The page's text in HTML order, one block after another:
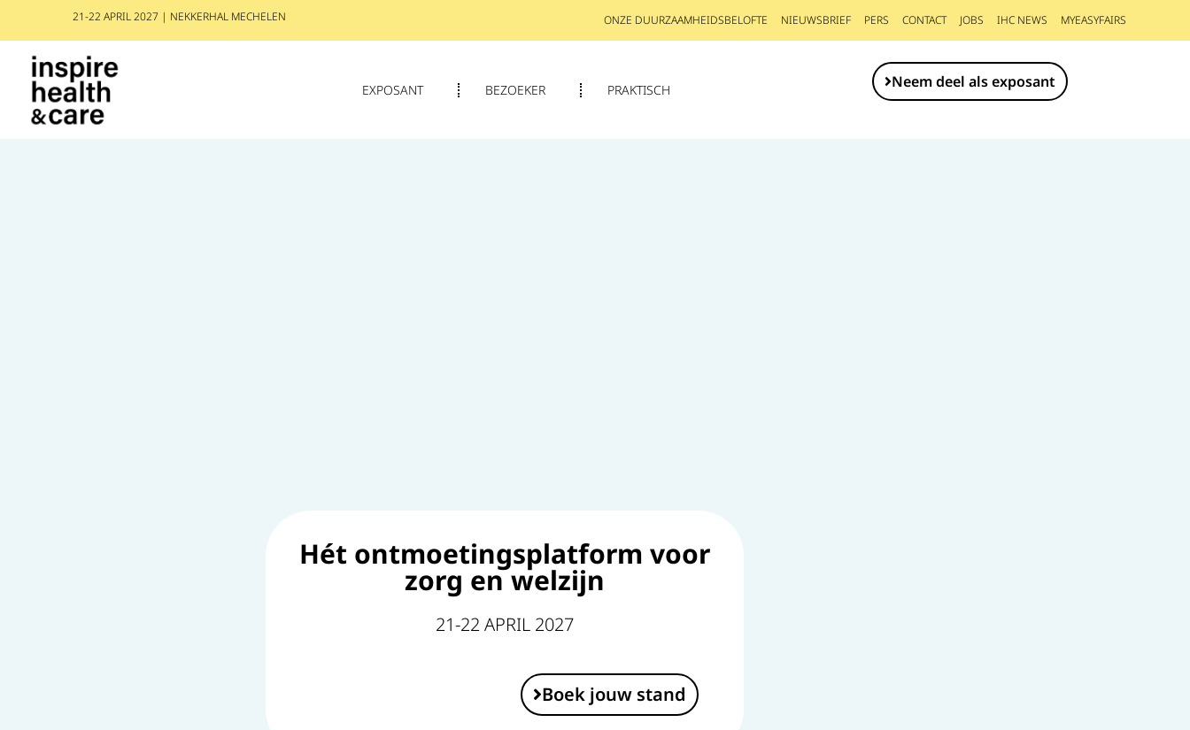
21-22 APRIL 2027 | NEKKERHAL MECHELEN ONZE DUURZAAMHEIDSBELOFTE NIEUWSBRIEF PERS CONTACT JOBS IHC NEWS MYEASYFAIRS
EXPOSANT BEZOEKER PRAKTISCH Neem deel als exposant
Hét ontmoetingsplatform voor
zorg en welzijn
21-22 APRIL 2027
Boek jouw stand